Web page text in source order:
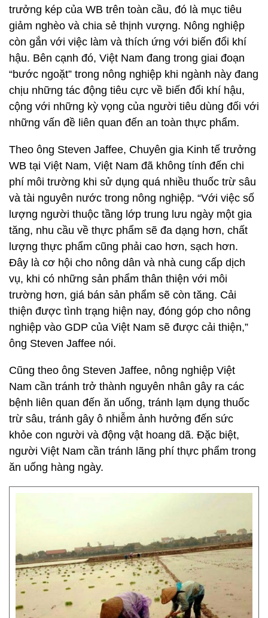
trưởng kép của WB trên toàn cầu, đó là mục tiêu
giảm nghèo và chia sẻ thịnh vượng. Nông nghiệp
còn gắn với việc làm và thích ứng với biến đổi khí
hậu. Bên cạnh đó, Việt Nam đang trong giai đoạn
“bước ngoặt” trong nông nghiệp khi ngành này đang
chịu những tác động tiêu cực về biến đổi khí hậu,
cộng với những kỳ vọng của người tiêu dùng đối với
những vấn đề liên quan đến an toàn thực phẩm.
Theo ông Steven Jaffee, Chuyên gia Kinh tế trưởng
WB tại Việt Nam, Việt Nam đã không tính đến chi
phí môi trường khi sử dụng quá nhiều thuốc trừ sâu
và tài nguyên nước trong nông nghiệp. “Với việc số
lượng người thuộc tầng lớp trung lưu ngày một gia
tăng, nhu cầu về thực phẩm sẽ đa dạng hơn, chất
lượng thực phẩm cũng phải cao hơn, sạch hơn.
Đây là cơ hội cho nông dân và nhà cung cấp dịch
vụ, khi có những sản phẩm thân thiện với môi
trường hơn, giá bán sản phẩm sẽ còn tăng. Cải
thiện được tình trạng hiện nay, đóng góp cho nông
nghiệp vào GDP của Việt Nam sẽ được cải thiện,”
ông Steven Jaffee nói.
Cũng theo ông Steven Jaffee, nông nghiệp Việt
Nam cần tránh trở thành nguyên nhân gây ra các
bệnh liên quan đến ăn uống, tránh lạm dụng thuốc
trừ sâu, tránh gây ô nhiễm ảnh hưởng đến sức
khỏe con người và động vật hoang dã. Đặc biệt,
người Việt Nam cần tránh lãng phí thực phẩm trong
ăn uống hàng ngày.